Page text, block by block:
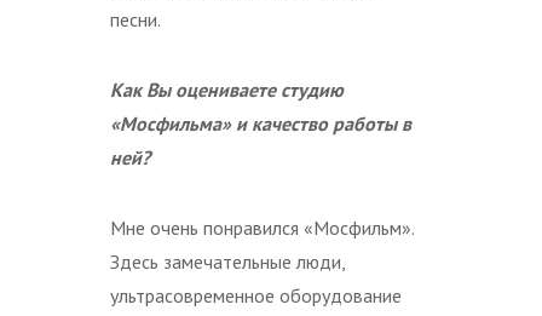
песни.
Как Вы оцениваете студию
«Мосфильма» и качество работы в
ней?
Мне очень понравился «Мосфильм».
Здесь замечательные люди,
ультрасовременное оборудование